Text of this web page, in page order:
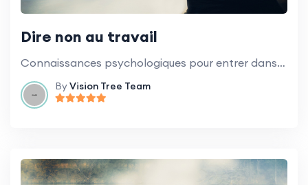
Dire non au travail
Connaissances psychologiques pour entrer dans des conversations difficiles et établir des limites.
ByVision Tree Team